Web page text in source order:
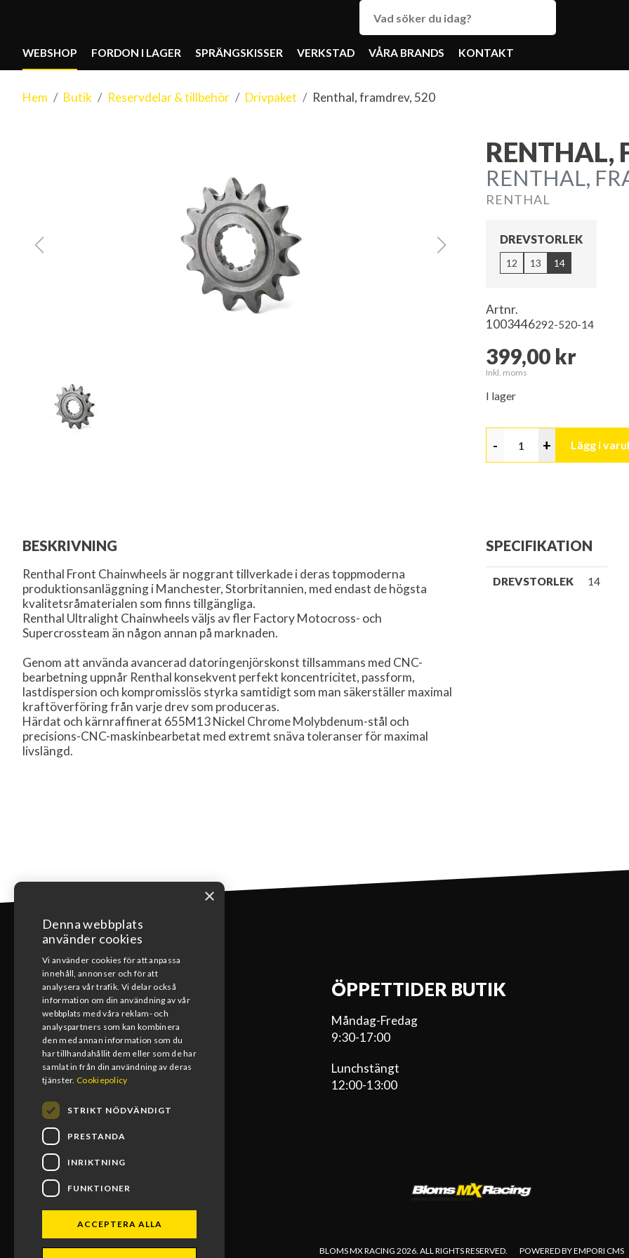
WEBSHOP FORDON I LAGER SPRÄNGSKISSER VERKSTAD VÅRA BRANDS KONTAKT
Hem Butik Reservdelar & tillbehör Drivpaket Renthal, framdrev, 520
RENTHAL,
RENTHAL,
RENTHAL
DREVSTORLEK
12 13 14
Artnr.
1003446292-520-14
399,00 kr
Inkl. moms
I lager
- + Lägg i
BESKRIVNING
Renthal Front Chainwheels är noggrant tillverkade i deras toppmoderna
produktionsanläggning i Manchester, Storbritannien, med endast de högsta
kvalitetsråmaterialen som finns tillgängliga.
Renthal Ultralight Chainwheels väljs av fler Factory Motocross- och
Supercrossteam än någon annan på marknaden.
Genom att använda avancerad datoringenjörskonst tillsammans med CNC-
bearbetning uppnår Renthal konsekvent perfekt koncentricitet, passform,
lastdispersion och kompromisslös styrka samtidigt som man säkerställer maximal
kraftöverföring från varje drev som produceras.
Härdat och kärnraffinerat 655M13 Nickel Chrome Molybdenum-stål och
precisions-CNC-maskinbearbetat med extremt snäva toleranser för maximal
livslängd.
SPECIFIKATION
DREVSTORLEK 14
KONTAKT
0492-15391
info@blomsmx.com
Tegelbruksgatan 8, 598 40 Vimmerby
ÖPPETTIDER BUTIK
Måndag-Fredag
9:30-17:00
Lunchstängt
12:00-13:00
BLOMS MX RACING 2026. ALL RIGHTS RESERVED. POWERED BY EMPORI CMS
×
Denna webbplats
använder cookies
Vi använder cookies för att anpassa
innehåll, annonser och för att
analysera vår trafik. Vi delar också
information om din användning av vår
webbplats med våra reklam- och
analyspartners som kan kombinera
den med annan information som du
har tillhandahållit dem eller som de har
samlat in från din användning av deras
tjänster. Cookiepolicy
STRIKT NÖDVÄNDIGT
PRESTANDA
INRIKTNING
FUNKTIONER
ACCEPTERA ALLA